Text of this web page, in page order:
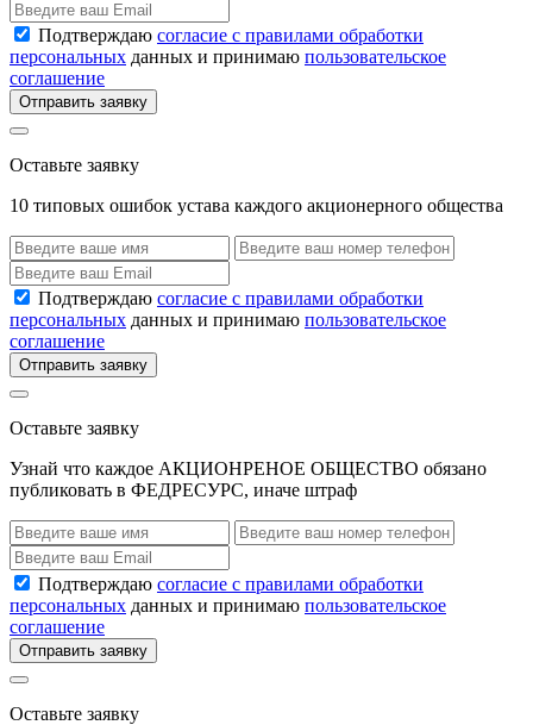
Подтверждаю согласие с правилами обработки
персональных данных и принимаю пользовательское
соглашение
Отправить заявку
Оставьте заявку
10 типовых ошибок устава каждого акционерного общества
Подтверждаю согласие с правилами обработки
персональных данных и принимаю пользовательское
соглашение
Отправить заявку
Оставьте заявку
Узнай что каждое АКЦИОНРЕНОЕ ОБЩЕСТВО обязано
публиковать в ФЕДРЕСУРС, иначе штраф
Подтверждаю согласие с правилами обработки
персональных данных и принимаю пользовательское
соглашение
Отправить заявку
Оставьте заявку